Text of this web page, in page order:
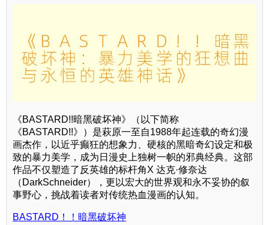
《BASTARD!!暗黑破坏神》（以下简称
《BASTARD!!》）是萩原一至自1988年起连载的奇幻漫
画杰作，以近乎癫狂的想象力、硬核的黑暗奇幻设定和极
致的暴力美学，成为日漫史上独树一帜的邪典经典。这部
作品不仅塑造了反英雄的标杆角X 达克·修奈达
（DarkSchneider），更以宏大的世界观和永不妥协的叙
事野心，挑战着读者对传统热血漫画的认知。
BASTARD！！暗黑破坏神